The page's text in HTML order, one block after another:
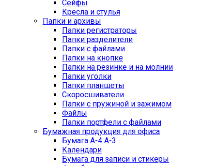
Сейфы
Кресла и стулья
Папки и архивы
Папки регистраторы
Папки разделители
Папки с файлами
Папки на кнопке
Папки на резинке и на молнии
Папки уголки
Папки планшеты
Скоросшиватели
Папки с пружиной и зажимом
Файлы
Папки портфели с файлами
Бумажная продукция для офиса
Бумага А-4 А-3
Календари
Бумага для записи и стикеры